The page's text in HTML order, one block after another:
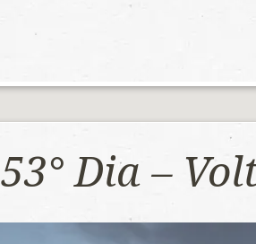
53° Dia –